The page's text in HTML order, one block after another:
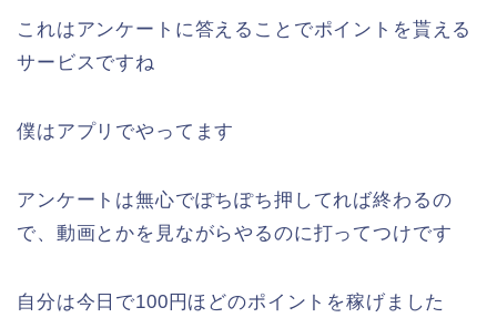
これはアンケートに答えることでポイントを貰える
サービスですね
僕はアプリでやってます
アンケートは無心でぽちぽち押してれば終わるの
で、動画とかを見ながらやるのに打ってつけです
自分は今日で100円ほどのポイントを稼げました